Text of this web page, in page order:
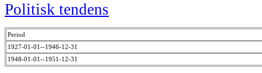
Politisk tendens
Period
1927-01-01--1946-12-31
1948-01-01--1951-12-31